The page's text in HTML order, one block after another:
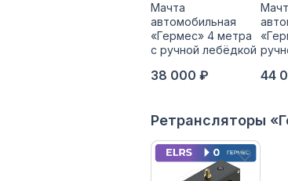
Мачта
автомобильная
«Гермес» 4 метра
с ручной лебёдкой
38 000 ₽ 44
Ретрансляторы